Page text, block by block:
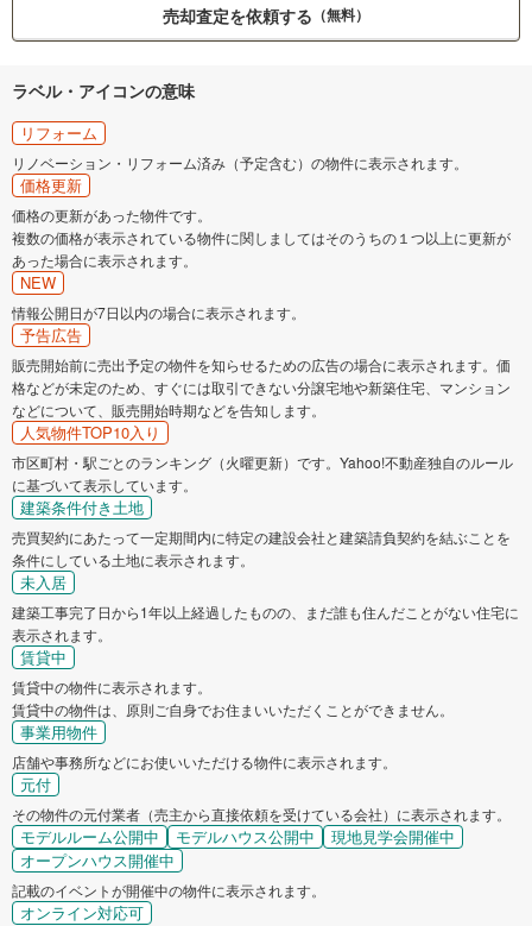
売却査定を依頼する （無料）
ラベル・アイコンの意味
リフォーム
リノベーション・リフォーム済み（予定含む）の物件に表示されます。
価格更新
価格の更新があった物件です。
複数の価格が表示されている物件に関しましてはそのうちの１つ以上に更新が
あった場合に表示されます。
NEW
情報公開日が7日以内の場合に表示されます。
予告広告
販売開始前に売出予定の物件を知らせるための広告の場合に表示されます。価
格などが未定のため、すぐには取引できない分譲宅地や新築住宅、マンション
などについて、販売開始時期などを告知します。
人気物件TOP10入り
市区町村・駅ごとのランキング（火曜更新）です。Yahoo!不動産独自のルール
に基づいて表示しています。
建築条件付き土地
売買契約にあたって一定期間内に特定の建設会社と建築請負契約を結ぶことを
条件にしている土地に表示されます。
未入居
建築工事完了日から1年以上経過したものの、まだ誰も住んだことがない住宅に
表示されます。
賃貸中
賃貸中の物件に表示されます。
賃貸中の物件は、原則ご自身でお住まいいただくことができません。
事業用物件
店舗や事務所などにお使いいただける物件に表示されます。
元付
その物件の元付業者（売主から直接依頼を受けている会社）に表示されます。
モデルルーム公開中 モデルハウス公開中
現地見学会開催中
オープンハウス開催中
記載のイベントが開催中の物件に表示されます。
オンライン対応可